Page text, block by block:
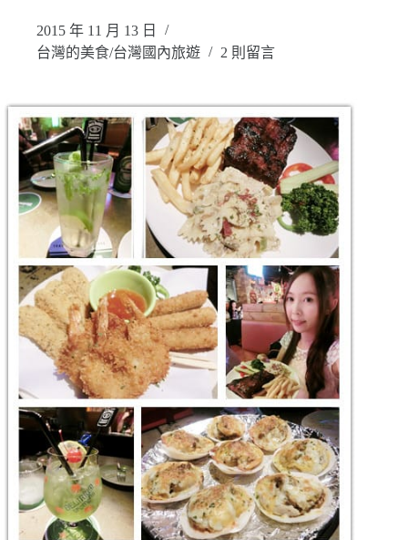
2015 年 11 月 13 日
台灣的美食/台灣國內旅遊
2 則留言